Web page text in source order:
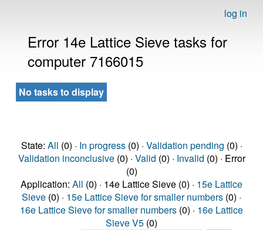
log in
Error 14e Lattice Sieve tasks for
computer 7166015
No tasks to display
State: All (0) · In progress(0) · Validation pending (0) ·
Validation inconclusive(0) · Valid (0) · Invalid (0) · Error
(0)
Application: All (0) · 14e Lattice Sieve (0) · 15e Lattice
Sieve (0) · 15e Lattice Sieve for smaller numbers (0) ·
16e Lattice Sieve for smaller numbers (0) · 16e Lattice
Sieve V5 (0)